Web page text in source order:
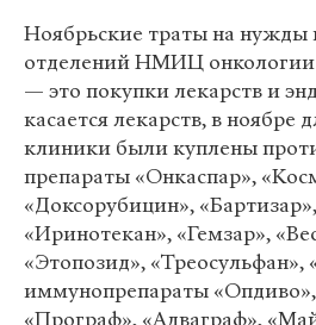
Ноябрьские траты на нужды
отделений НМИЦ
— это покупки лекарств и
касается лекарств, в ноябре
клиники были куплены
препараты «Онкаспар»,
«Доксорубицин»,
«Иринотекан», «Гемзар»,
«Этопозид», «Треосульфан»,
иммунопрепараты